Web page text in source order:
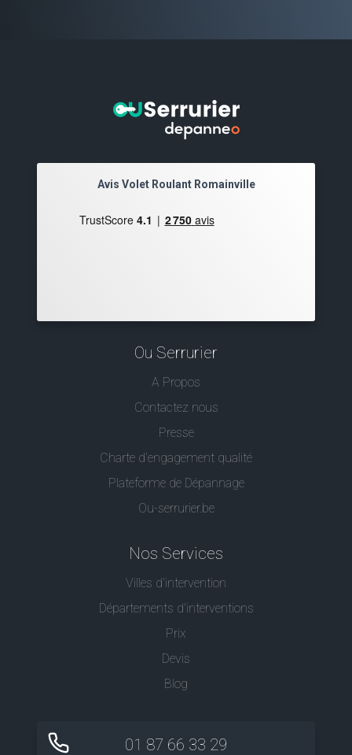
Avis Volet Roulant Romainville
Ou Serrurier
A Propos
Contactez nous
Presse
Charte d’engagement qualité
Plateforme de Dépannage
Ou-serrurier.be
Nos Services
Villes d'intervention
Départements d'interventions
Prix
Devis
Blog
01 87 66 33 29